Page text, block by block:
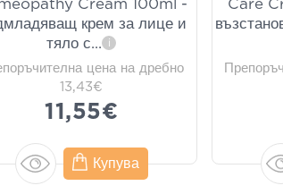
Cream 100ml -
крем за лице и
тяло с... i
цена на дребно
13,43€
11,55€
Купува
Care